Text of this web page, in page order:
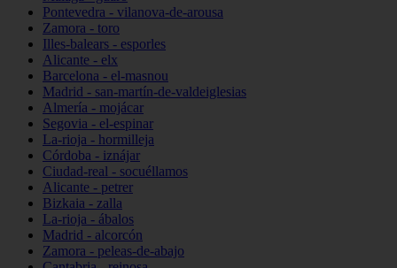
Pontevedra - vilanova-de-arousa
Zamora - toro
Illes-balears - esporles
Alicante - elx
Barcelona - el-masnou
Madrid - san-martín-de-valdeiglesias
Almería - mojácar
Segovia - el-espinar
La-rioja - hormilleja
Córdoba - iznájar
Ciudad-real - socuéllamos
Alicante - petrer
Bizkaia - zalla
La-rioja - ábalos
Madrid - alcorcón
Zamora - peleas-de-abajo